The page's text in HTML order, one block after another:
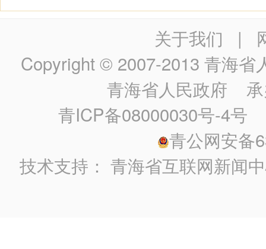
关于我们 |
Copyright © 2007-2013 青海省
青海省人民政府 承
青ICP备08000030号-4号
青公网安备
技术支持：青海省互联网新闻